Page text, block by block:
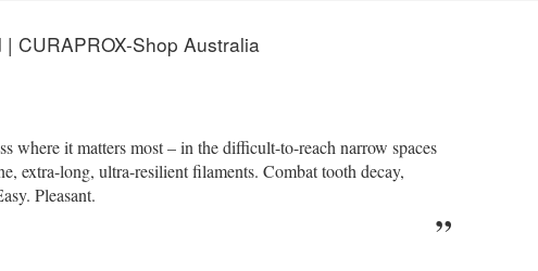
CURAPROX-Shop Australia
where it matters most – in the difficult-to-reach narrow spaces
extra-long, ultra-resilient filaments. Combat tooth decay,
Pleasant.